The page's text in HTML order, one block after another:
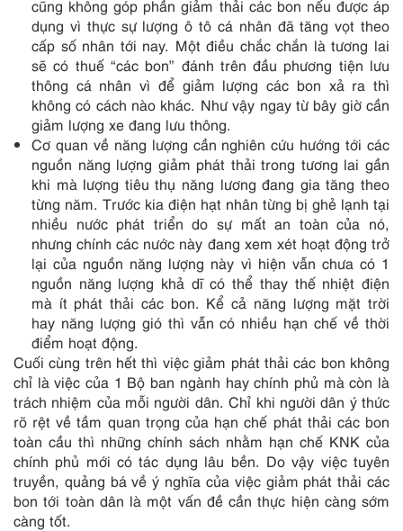
cũng không góp phần giảm thải các bon nếu được áp
dụng vì thực sự lượng ô tô cá nhân đã tăng vọt theo
cấp số nhân tới nay. Một điều chắc chắn là tương lai
sẽ có thuế “các bon” đánh trên đầu phương tiện lưu
thông cá nhân vì để giảm lượng các bon xả ra thì
không có cách nào khác. Như vậy ngay từ bây giờ cần
giảm lượng xe đang lưu thông.
Cơ quan về năng lượng cần nghiên cứu hướng tới các
nguồn năng lượng giảm phát thải trong tương lai gần
khi mà lượng tiêu thụ năng lương đang gia tăng theo
từng năm. Trước kia điện hạt nhân từng bị ghẻ lạnh tại
nhiều nước phát triển do sự mất an toàn của nó,
nhưng chính các nước này đang xem xét hoạt động trở
lại của nguồn năng lượng này vì hiện vẫn chưa có 1
nguồn năng lượng khả dĩ có thể thay thế nhiệt điện
mà ít phát thải các bon. Kể cả năng lượng mặt trời
hay năng lượng gió thì vẫn có nhiều hạn chế về thời
điểm hoạt động.
Cuối cùng trên hết thì việc giảm phát thải các bon không
chỉ là việc của 1 Bộ ban ngành hay chính phủ mà còn là
trách nhiệm của mỗi người dân. Chỉ khi người dân ý thức
rõ rệt về tầm quan trọng của hạn chế phát thải các bon
toàn cầu thì những chính sách nhằm hạn chế KNK của
chính phủ mới có tác dụng lâu bền. Do vậy việc tuyên
truyền, quảng bá về ý nghĩa của việc giảm phát thải các
bon tới toàn dân là một vấn đề cần thực hiện càng sớm
càng tốt.